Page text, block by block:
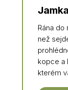
Rána do
než
kopce a
kterém